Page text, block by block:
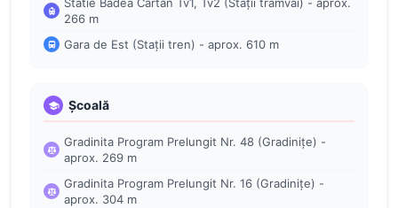
266 m
Gara de Est (Stații tren) - aprox. 610 m
Școală
Gradinita Program Prelungit Nr. 48 (Gradinițe) -
aprox. 269 m
Gradinita Program Prelungit Nr. 16 (Gradinițe) -
aprox. 304 m